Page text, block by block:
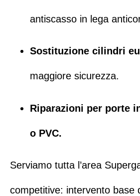
antiscasso in lega
Sostituzione cilindri
maggiore sicurezza.
Riparazioni per porte
o PVC.
Serviamo tutta l’area
competitive: intervento base